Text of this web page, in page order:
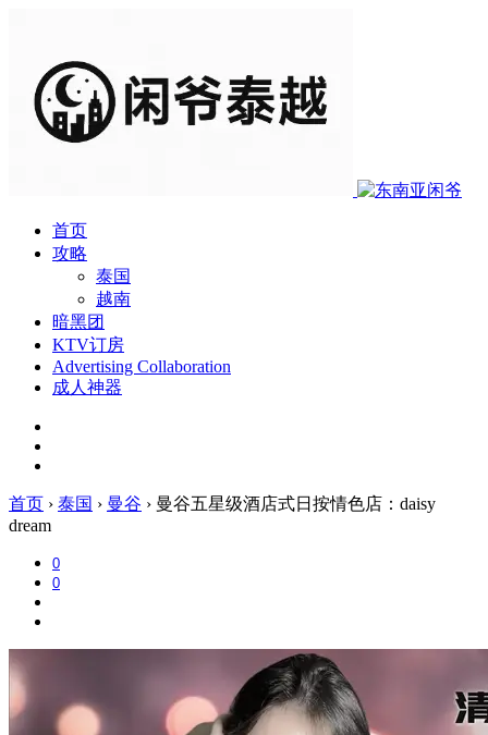
首页
攻略
泰国
越南
暗黑团
KTV订房
Advertising Collaboration
成人神器
首页 › 泰国 › 曼谷 › 曼谷五星级酒店式日按情色店：daisy
dream
0
0